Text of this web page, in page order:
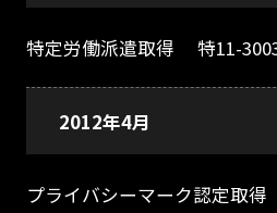
特定労働派遣取得 特11-
2012年4月
プライバシーマーク認定取